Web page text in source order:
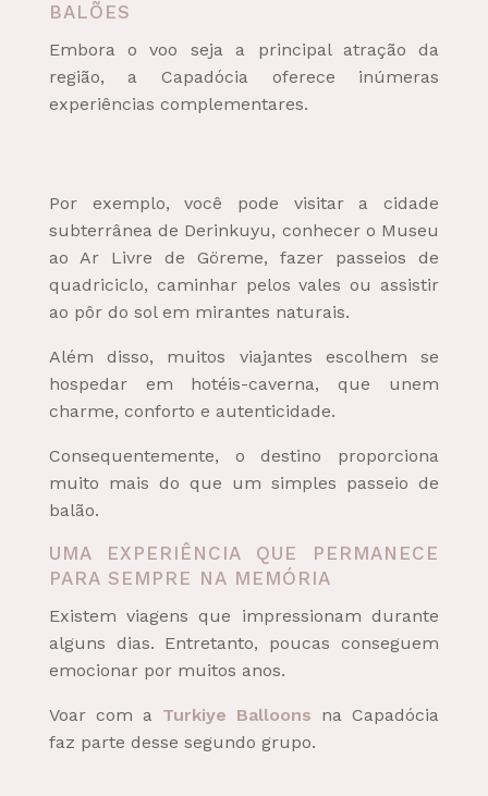
BALÕES
Embora o voo seja a principal atração da
região, a Capadócia oferece inúmeras
experiências complementares.
Por exemplo, você pode visitar a cidade
subterrânea de Derinkuyu, conhecer o Museu
ao Ar Livre de Göreme, fazer passeios de
quadriciclo, caminhar pelos vales ou assistir
ao pôr do sol em mirantes naturais.
Além disso, muitos viajantes escolhem se
hospedar em hotéis-caverna, que unem
charme, conforto e autenticidade.
Consequentemente, o destino proporciona
muito mais do que um simples passeio de
balão.
UMA EXPERIÊNCIA QUE PERMANECE
PARA SEMPRE NA MEMÓRIA
Existem viagens que impressionam durante
alguns dias. Entretanto, poucas conseguem
emocionar por muitos anos.
Voar com a Turkiye Balloons na Capadócia
faz parte desse segundo grupo.